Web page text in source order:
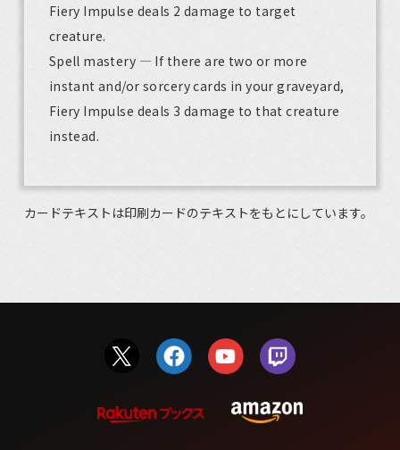
Fiery Impulse deals 2 damage to target
creature.
Spell mastery — If there are two or more
instant and/or sorcery cards in your graveyard,
Fiery Impulse deals 3 damage to that creature
instead.
カードテキストは印刷カードのテキストをもとにしています。